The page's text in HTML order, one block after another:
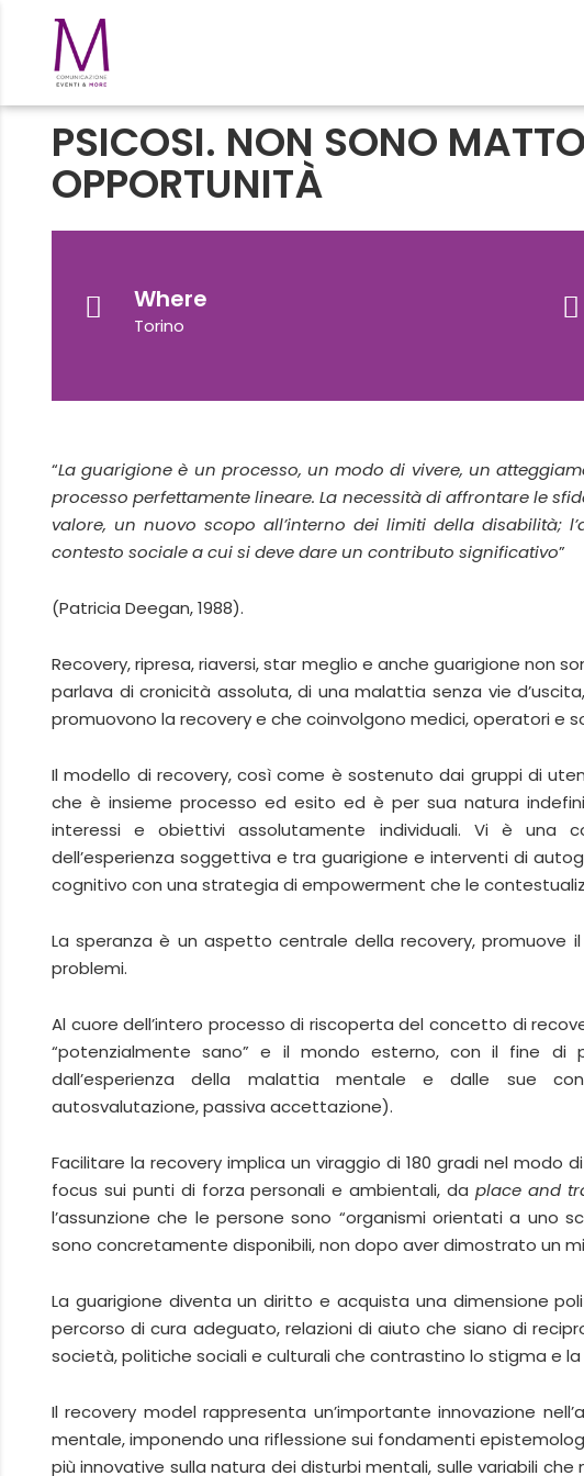
PSICOSI. NON SONO
OPPORTUNITÀ
Where
Torino
“La guarigione è un processo, un modo di vivere, un
processo perfettamente lineare. La necessità di affrontare le
valore, un nuovo scopo all’interno dei limiti della disabilità;
contesto sociale a cui si deve dare un contributo significativo”
(Patricia Deegan, 1988).
Recovery, ripresa, riaversi, star meglio e anche guarigione non
parlava di cronicità assoluta, di una malattia senza vie
promuovono la recovery e che coinvolgono medici, operatori e
Il modello di recovery, così come è sostenuto dai gruppi di
che è insieme processo ed esito ed è per sua natura
interessi e obiettivi assolutamente individuali. Vi è una
dell’esperienza soggettiva e tra guarigione e interventi di
cognitivo con una strategia di empowerment che le
La speranza è un aspetto centrale della recovery, promuove
problemi.
Al cuore dell’intero processo di riscoperta del concetto di
“potenzialmente sano” e il mondo esterno, con il fine
dall’esperienza della malattia mentale e dalle sue
autosvalutazione, passiva accettazione).
Facilitare la recovery implica un viraggio di 180 gradi nel
focus sui punti di forza personali e ambientali, daplace and
l’assunzione che le persone sono “organismi orientati a uno
sono concretamente disponibili, non dopo aver dimostrato un
La guarigione diventa un diritto e acquista una dimensione
percorso di cura adeguato, relazioni di aiuto che siano di
società, politiche sociali e culturali che contrastino lo stigma e la
Il recovery model rappresenta un’importante innovazione
mentale, imponendo una riflessione sui fondamenti
più innovative sulla natura dei disturbi mentali, sulle variabili